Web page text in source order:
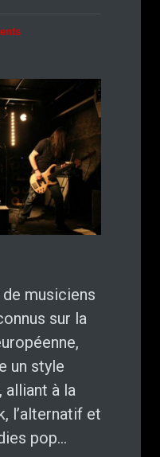
musiciens
sur la
un style
alliant à la
l’alternatif et
pop…